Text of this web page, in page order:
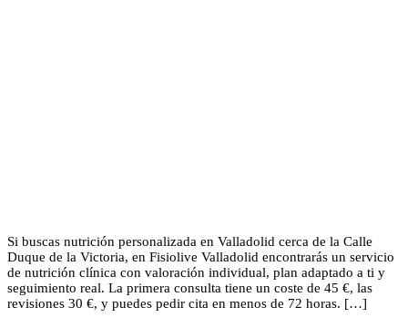
Si buscas nutrición personalizada en Valladolid cerca de la Calle
Duque de la Victoria, en Fisiolive Valladolid encontrarás un servicio
de nutrición clínica con valoración individual, plan adaptado a ti y
seguimiento real. La primera consulta tiene un coste de 45 €, las
revisiones 30 €, y puedes pedir cita en menos de 72 horas. […]